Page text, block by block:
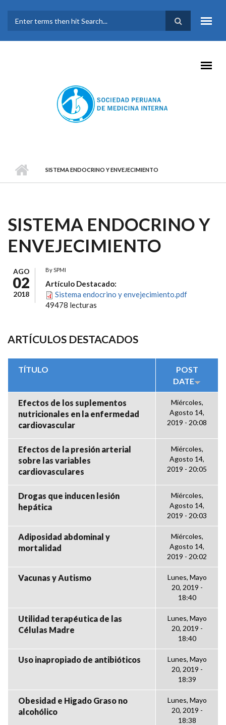
FORMULARIO DE
BÚSQUEDA
SISTEMA ENDOCRINO Y ENVEJECIMIENTO
SISTEMA ENDOCRINO Y
ENVEJECIMIENTO
AGO
02
2018
BySPMI
Artículo Destacado:
Sistema endocrino y envejecimiento.pdf
49478 lecturas
ARTÍCULOS DESTACADOS
TÍTULO
POST
DATE
Efectos de los suplementos
nutricionales en la enfermedad
cardiovascular
Miércoles,
Agosto 14,
2019 - 20:08
Efectos de la presión arterial
sobre las variables
cardiovasculares
Miércoles,
Agosto 14,
2019 - 20:05
Drogas que inducen lesión
hepática
Miércoles,
Agosto 14,
2019 - 20:03
Adiposidad abdominal y
mortalidad
Miércoles,
Agosto 14,
2019 - 20:02
Vacunas y Autismo
Lunes, Mayo
20, 2019 -
18:40
Utilidad terapéutica de las
Células Madre
Lunes, Mayo
20, 2019 -
18:40
Uso inapropiado de antibióticos
Lunes, Mayo
20, 2019 -
18:39
Obesidad e Higado Graso no
alcohólico
Lunes, Mayo
20, 2019 -
18:38